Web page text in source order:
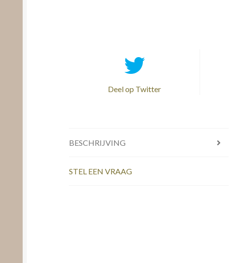
Deel op Twitter
BESCHRIJVING
STEL EEN VRAAG